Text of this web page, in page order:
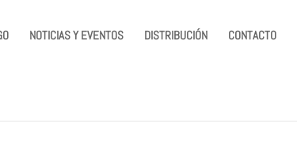
NOTICIAS Y EVENTOS DISTRIBUCIÓN CONTACTO